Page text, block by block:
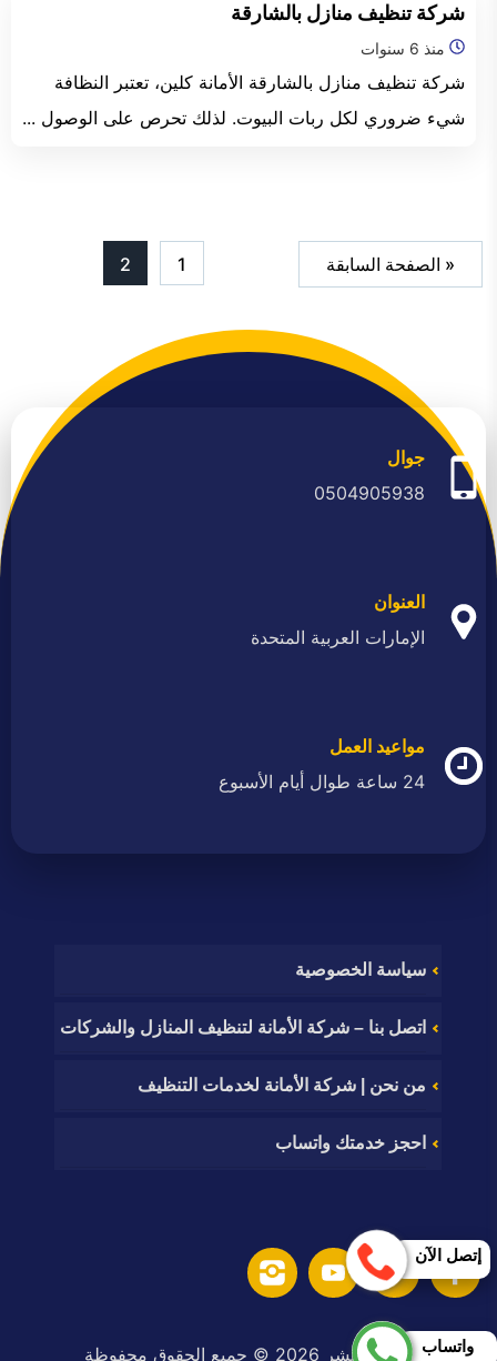
شركة تنظيف منازل بالشارقة
منذ 6 سنوات
شركة تنظيف منازل بالشارقة الأمانة كلين، تعتبر النظافة
شيء ضروري لكل ربات البيوت. لذلك تحرص على الوصول ...
« الصفحة السابقة 1
2
جوال
0504905938
العنوان
الإمارات العربية المتحدة
مواعيد العمل
24 ساعة طوال أيام الأسبوع
سياسة الخصوصية
اتصل بنا – شركة الأمانة لتنظيف المنازل والشركات
من نحن | شركة الأمانة لخدمات التنظيف
احجز خدمتك واتساب
حقوق النشر 2026 © جميع الحقوق محفوظة
إتصل الآن
واتساب